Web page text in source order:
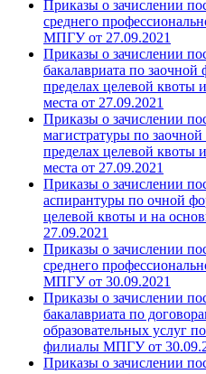
Приказы о зачислении
среднего
МПГУ от 27.09.2021
Приказы о зачислении
бакалавриата по заочной
пределах целевой квоты
места от 27.09.2021
Приказы о зачислении
магистратуры по
пределах целевой квоты
места от 27.09.2021
Приказы о зачислении
аспирантуры по очной
целевой квоты и на
27.09.2021
Приказы о зачислении
среднего
МПГУ от 30.09.2021
Приказы о зачислении
бакалавриата по
образовательных услуг
филиалы МПГУ от
Приказы о зачислении